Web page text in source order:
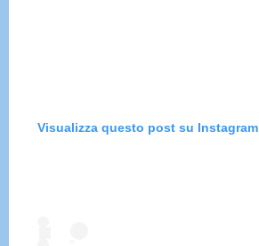
Visualizza questo post su Instagram